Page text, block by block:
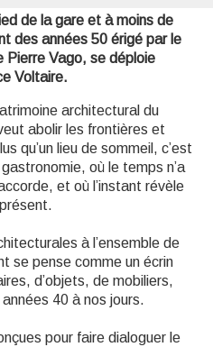
de la gare et à moins de
des années 50 érigé par le
Pierre Vago, se déploie
Voltaire.
architectural du
abolir les frontières et
qu’un lieu de sommeil, c’est
où le temps n’a
et où l’instant révèle
à l’ensemble de
se pense comme un écrin
d’objets, de mobiliers,
40 à nos jours.
pour faire dialoguer le